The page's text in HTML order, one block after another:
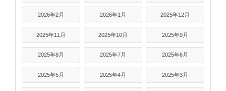
2026年2月 2026年1月 2025年12月
2025年11月 2025年10月 2025年9月
2025年8月 2025年7月 2025年6月
2025年5月 2025年4月 2025年3月